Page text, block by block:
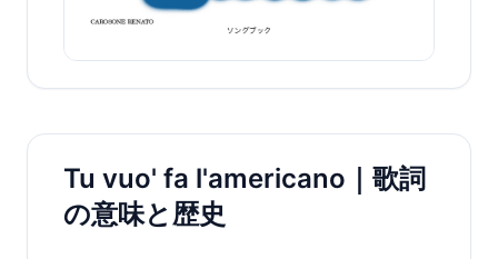
Tu vuo' fa l'americano｜歌詞
の意味と歴史